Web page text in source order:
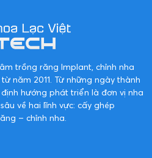
trồng răng Implant, chỉnh nha
năm 2011. Từ những ngày thành
hướng phát triển là đơn vị nha
về hai lĩnh vực: cấy ghép
– chỉnh nha.